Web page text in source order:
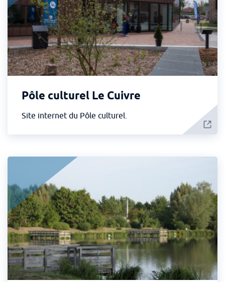
Pôle culturel Le Cuivre
Site internet du Pôle culturel.
Pêche - Lire plus